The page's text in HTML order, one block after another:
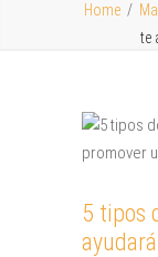
Home /
te
5 tipos